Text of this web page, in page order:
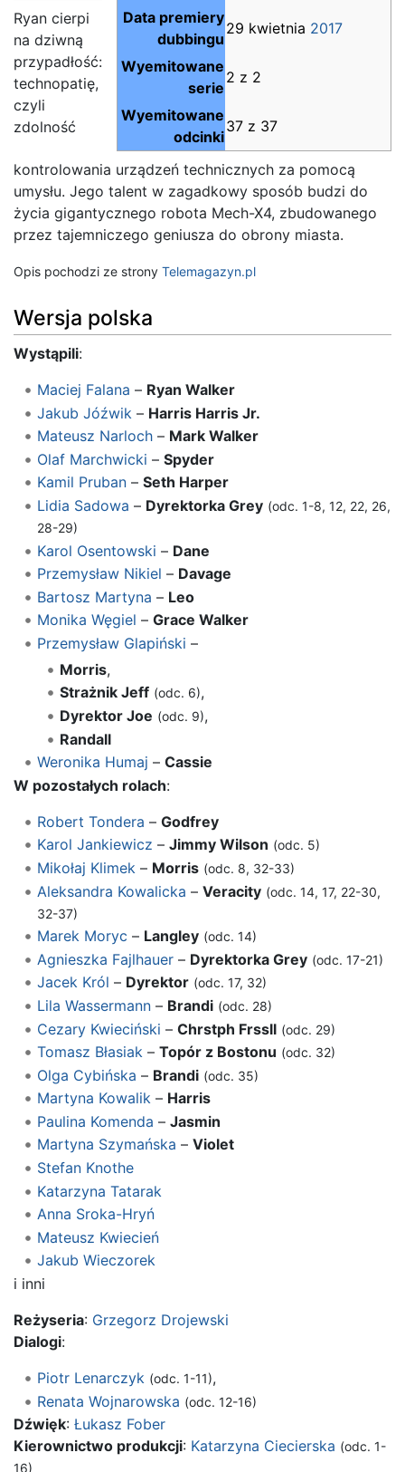
Data premiery
dubbingu
29 kwietnia 2017
Wyemitowane
serie
2 z 2
Wyemitowane
odcinki
37 z 37
Ryan cierpi
na dziwną
przypadłość:
technopatię,
czyli
zdolność
kontrolowania urządzeń technicznych za pomocą
umysłu. Jego talent w zagadkowy sposób budzi do
życia gigantycznego robota Mech-X4, zbudowanego
przez tajemniczego geniusza do obrony miasta.
Opis pochodzi ze strony Telemagazyn.pl
Wersja polska
Wystąpili:
Maciej Falana – Ryan Walker
Jakub Jóźwik – Harris Harris Jr.
Mateusz Narloch– Mark Walker
Olaf Marchwicki – Spyder
Kamil Pruban– Seth Harper
Lidia Sadowa – Dyrektorka Grey (odc. 1-8, 12, 22, 26,
28-29)
Karol Osentowski – Dane
Przemysław Nikiel – Davage
Bartosz Martyna – Leo
Monika Węgiel – Grace Walker
Przemysław Glapiński –
Morris,
Strażnik Jeff (odc. 6),
Dyrektor Joe (odc. 9),
Randall
Weronika Humaj – Cassie
W pozostałych rolach:
Robert Tondera – Godfrey
Karol Jankiewicz – Jimmy Wilson (odc. 5)
Mikołaj Klimek – Morris (odc. 8, 32-33)
Aleksandra Kowalicka – Veracity (odc. 14, 17, 22-30,
32-37)
Marek Moryc – Langley (odc. 14)
Agnieszka Fajlhauer– Dyrektorka Grey (odc. 17-21)
Jacek Król – Dyrektor (odc. 17, 32)
Lila Wassermann– Brandi (odc. 28)
Cezary Kwieciński – Chrstph Frssll (odc. 29)
Tomasz Błasiak– Topór z Bostonu (odc. 32)
Olga Cybińska – Brandi (odc. 35)
Martyna Kowalik– Harris
Paulina Komenda – Jasmin
Martyna Szymańska – Violet
Stefan Knothe
Katarzyna Tatarak
Anna Sroka-Hryń
Mateusz Kwiecień
Jakub Wieczorek
i inni
Reżyseria: Grzegorz Drojewski
Dialogi:
Piotr Lenarczyk (odc. 1-11),
Renata Wojnarowska (odc. 12-16)
Dźwięk: Łukasz Fober
Kierownictwo produkcji: Katarzyna Ciecierska (odc. 1-
16)